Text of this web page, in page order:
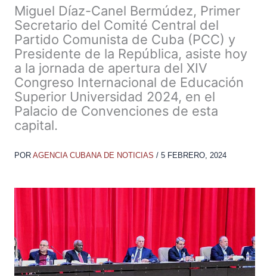
Miguel Díaz-Canel Bermúdez, Primer
Secretario del Comité Central del
Partido Comunista de Cuba (PCC) y
Presidente de la República, asiste hoy
a la jornada de apertura del XIV
Congreso Internacional de Educación
Superior Universidad 2024, en el
Palacio de Convenciones de esta
capital.
POR AGENCIA CUBANA DE NOTICIAS / 5 FEBRERO, 2024